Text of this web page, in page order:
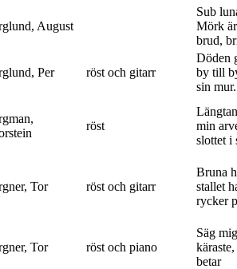
August
Sub
Mörk
brud,
Per röst och gitarr
Döden
by till
sin
röst
min
slottet i
Tor röst och gitarr
Bruna
stallet
rycker
Tor röst och piano
Säg
betar